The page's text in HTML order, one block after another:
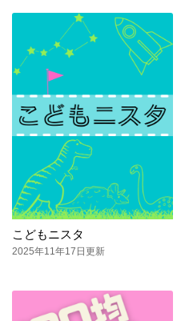
こどもニスタ
2025年11年17日更新